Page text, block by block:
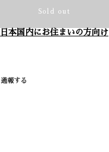
Sold out
日本国内にお住まいの方向け
通報する